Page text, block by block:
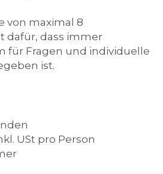
von maximal 8
dafür, dass immer
für Fragen und individuelle
ist.
USt pro Person